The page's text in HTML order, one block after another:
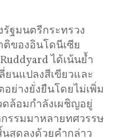
รัฐมนตรีกระทรวง
ของอินโดนีเซีย
ได้เน้นย้ำ
ยนแปลงสีเขียวและ
อย่างยั่งยืนโดยไม่เพิ่ม
ล้อมกำลังเผชิญอยู่
รรมมาหลายทศวรรษ
สุดลงด้วยคำกล่าว